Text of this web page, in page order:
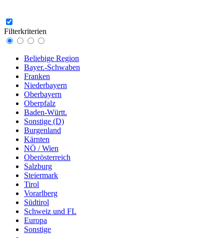
Filterkriterien
Beliebige Region
Bayer.-Schwaben
Franken
Niederbayern
Oberbayern
Oberpfalz
Baden-Württ.
Sonstige (D)
Burgenland
Kärnten
NÖ / Wien
Oberösterreich
Salzburg
Steiermark
Tirol
Vorarlberg
Südtirol
Schweiz und FL
Europa
Sonstige